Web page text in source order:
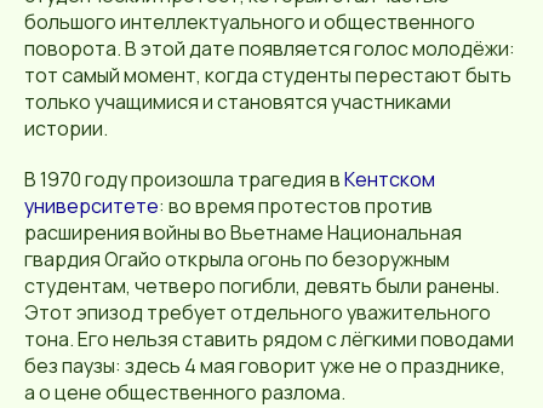
большого интеллектуального и общественного
поворота. В этой дате появляется голос молодёжи:
тот самый момент, когда студенты перестают быть
только учащимися и становятся участниками
истории.
В 1970 году произошла трагедия вКентском
университете: во время протестов против
расширения войны во Вьетнаме Национальная
гвардия Огайо открыла огонь по безоружным
студентам, четверо погибли, девять были ранены.
Этот эпизод требует отдельного уважительного
тона. Его нельзя ставить рядом с лёгкими поводами
без паузы: здесь 4 мая говорит уже не о празднике,
а о цене общественного разлома.